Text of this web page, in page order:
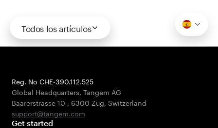
Todos los artículos
Reg. No CHE-390.112.525
Global Headquarters, Tangem AG
Baarerstrasse 10 , 6300 Zug, Switzerland
support@tangem.com
Get started